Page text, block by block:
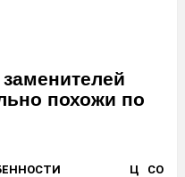
похожи по
Ц
СО